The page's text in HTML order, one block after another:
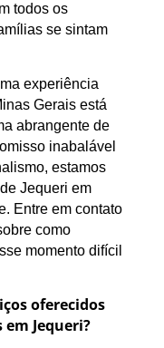
todos os
se sintam
experiência
Gerais está
abrangente de
inabalável
estamos
Jequeri em
Entre em contato
como
momento difícil
oferecidos
Jequeri?